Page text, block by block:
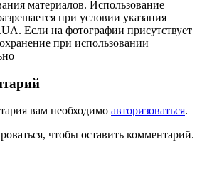
материалов. Использование
при условии указания
Если на фотографии присутствует
при использовании
вам необходимо авторизоваться.
чтобы оставить комментарий.